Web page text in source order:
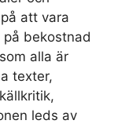
att vara
bekostnad
alla är
texter,
leds av